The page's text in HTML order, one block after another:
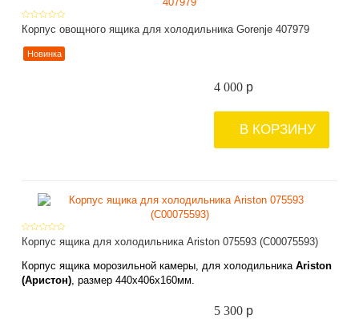
Корпус овощного ящика для холодильника Gorenje 407979
Новинка
4 000 p
В КОРЗИНУ
Корпус ящика для холодильника Ariston 075593 (С00075593)
Корпус ящика морозильной камеры, для холодильника Ariston
(Аристон) , размер 440х406х160мм
5 300 p